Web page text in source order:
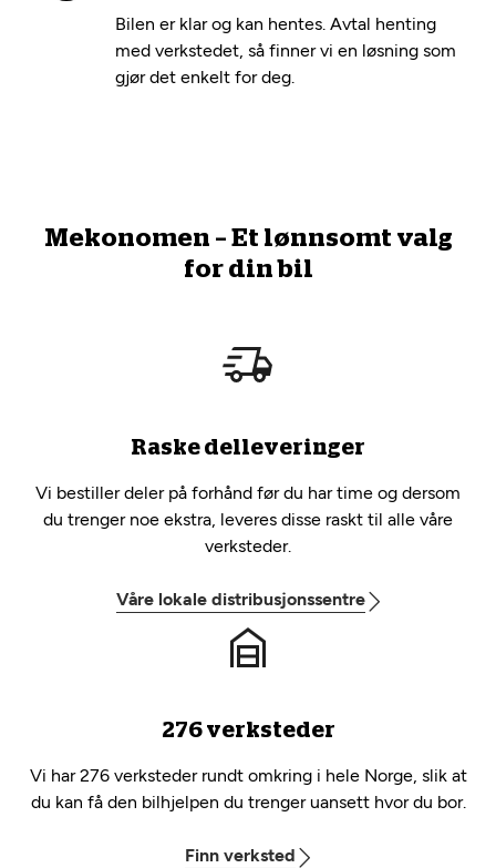
Bilen er klar og kan hentes. Avtal henting
med verkstedet, så finner vi en løsning som
gjør det enkelt for deg.
Mekonomen – Et lønnsomt valg
for din bil
Raske delleveringer
Vi bestiller deler på forhånd før du har time og dersom
du trenger noe ekstra, leveres disse raskt til alle våre
verksteder.
Våre lokale distribusjonssentre
276 verksteder
Vi har 276 verksteder rundt omkring i hele Norge, slik at
du kan få den bilhjelpen du trenger uansett hvor du bor.
Finn verksted